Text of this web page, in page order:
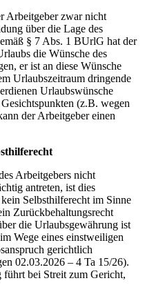
Arbeitgeber zwar nicht
über die Lage des
§ 7 Abs. 1 BUrlG hat der
die Wünsche des
er ist an diese Wünsche
Urlaubszeitraum dringende
Urlaubswünsche
(z.B. wegen
der Arbeitgeber einen
Arbeitgebers nicht
antreten, ist dies
Selbsthilferecht im Sinne
Zurückbehaltungsrecht
die Urlaubsgewährung ist
Wege eines einstweiligen
gerichtlich
02.03.2026 – 4 Ta 15/26).
bei Streit zum Gericht,